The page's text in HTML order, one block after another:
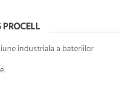
PROCELL
industriala a bateriilor